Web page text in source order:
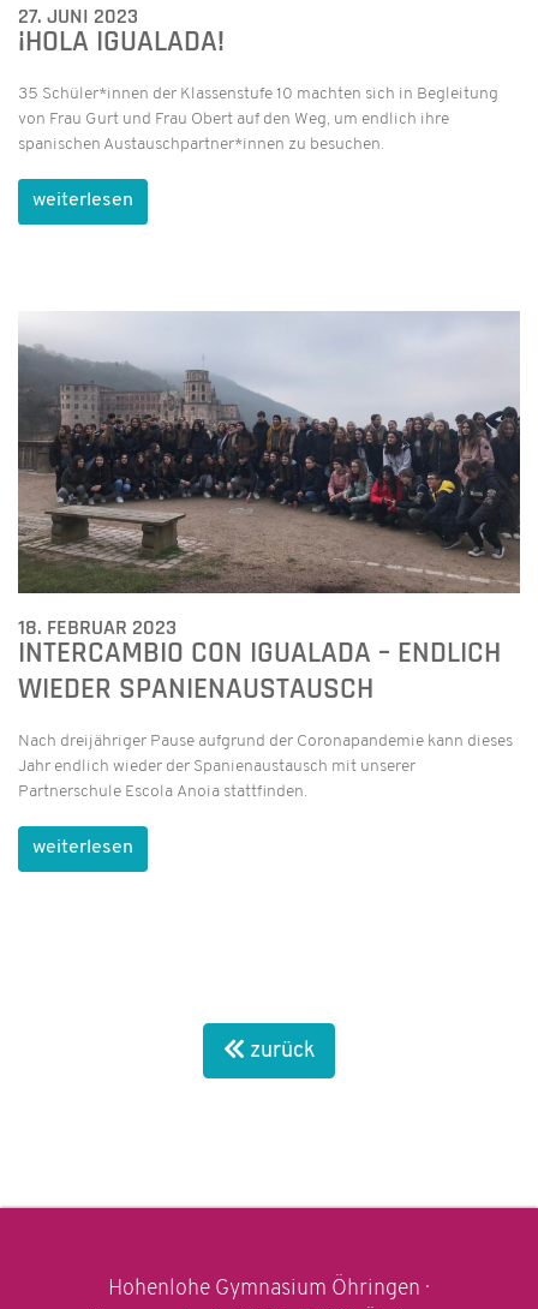
27. JUNI 2023
¡HOLA IGUALADA!
35 Schüler*innen der Klassenstufe 10 machten sich in Begleitung
von Frau Gurt und Frau Obert auf den Weg, um endlich ihre
spanischen Austauschpartner*innen zu besuchen.
weiterlesen
18. FEBRUAR 2023
INTERCAMBIO CON IGUALADA – ENDLICH
WIEDER SPANIENAUSTAUSCH
Nach dreijähriger Pause aufgrund der Coronapandemie kann dieses
Jahr endlich wieder der Spanienaustausch mit unserer
Partnerschule Escola Anoia stattfinden.
weiterlesen
zurück
Hohenlohe Gymnasium Öhringen ·